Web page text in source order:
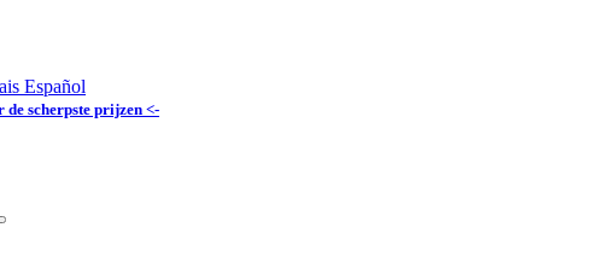
Español
scherpste prijzen <-